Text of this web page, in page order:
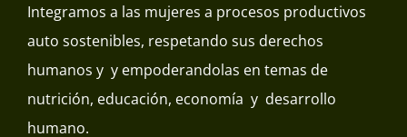
Integramos a las mujeres a procesos productivos
auto sostenibles, respetando sus derechos
humanos y y empoderandolas en temas de
nutrición, educación, economía y desarrollo
humano.